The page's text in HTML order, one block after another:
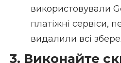
використовували
платіжні сервіси,
видалили всі
3. Виконайте